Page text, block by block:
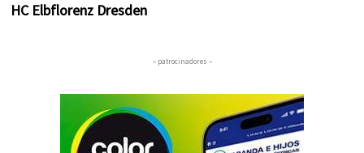
HC Elbflorenz Dresden
– patrocinadores –